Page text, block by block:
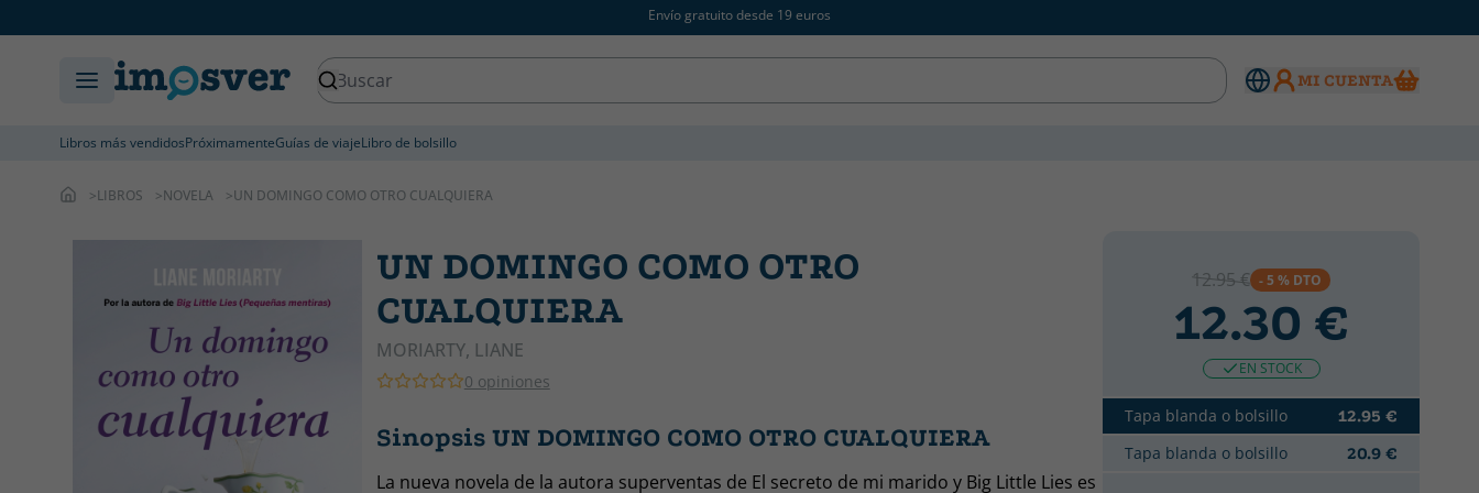
Envío gratuito desde 19 euros
MI CUENTA
Libros más vendidosPróximamenteGuías de viajeLibro de bolsillo
LIBROS NOVELA UN DOMINGO COMO OTRO CUALQUIERA
UN DOMINGO COMO OTRO
CUALQUIERA
MORIARTY, LIANE
0 opiniones
Sinopsis UN DOMINGO COMO OTRO CUALQUIERA
La nueva novela de la autora superventas de El secreto de mi marido y Big Little Lies es
12.95 € - 5 % DTO
12.30 €
EN STOCK
Tapa blanda o bolsillo 12.95 €
Tapa blanda o bolsillo 20.9 €